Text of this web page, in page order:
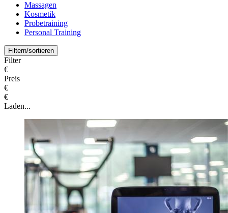
Massagen
Kosmetik
Probetraining
Personal Training
Filtern/sortieren
Filter
€
Preis
€
€
Laden...